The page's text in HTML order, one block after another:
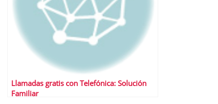
Llamadas gratis con Telefónica: Solución
Familiar